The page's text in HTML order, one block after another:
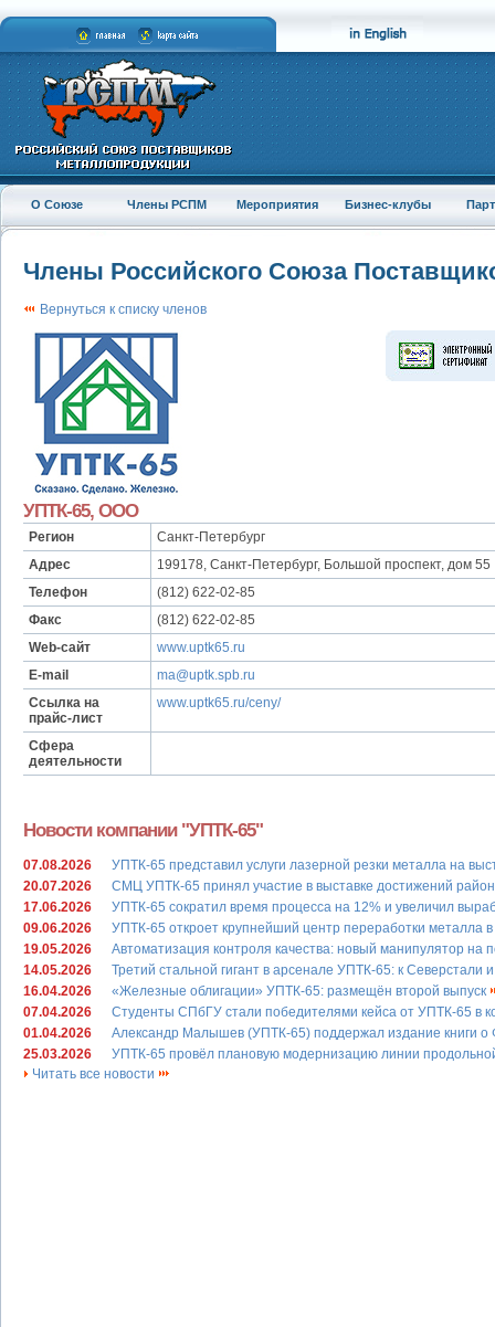
О Союзе Члены РСПМ Мероприятия Бизнес-клубы
Члены Российского Союза
Вернуться к списку членов
УПТК-65, ООО
Регион
Санкт-Петербург
Адрес
199178, Санкт-Петербург, Большой проспект, дом 55
Телефон
(812) 622-02-85
Факс
(812) 622-02-85
Web-сайт
www.uptk65.ru
E-mail
ma@uptk.spb.ru
Ссылка на
прайс-лист
www.uptk65.ru/ceny/
Сфера
деятельности
Новости компании "УПТК-65"
07.08.2026
УПТК-65 представил услуги лазерной резки металла на
20.07.2026
СМЦ УПТК-65 принял участие в выставке достижений
17.06.2026
УПТК-65 сократил время процесса на 12% и увеличил
09.06.2026
УПТК-65 откроет крупнейший центр переработки металла
19.05.2026
Автоматизация контроля качества: новый манипулятор
14.05.2026
Третий стальной гигант в арсенале УПТК-65: к
16.04.2026
«Железные облигации» УПТК-65: размещён второй выпуск
07.04.2026
Студенты СПбГУ стали победителями кейса от УПТК-65 в
01.04.2026
Александр Малышев (УПТК-65) поддержал издание книги
25.03.2026
УПТК-65 провёл плановую модернизацию линии
Читать все новости